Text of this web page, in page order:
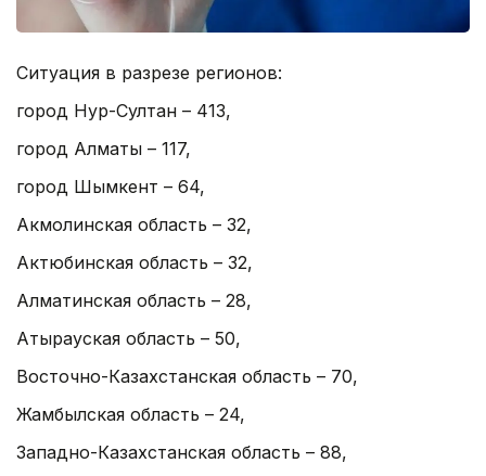
Ситуация в разрезе регионов:
город Нур-Султан – 413,
город Алматы – 117,
город Шымкент – 64,
Акмолинская область – 32,
Актюбинская область – 32,
Алматинская область – 28,
Атырауская область – 50,
Восточно-Казахстанская область – 70,
Жамбылская область – 24,
Западно-Казахстанская область – 88,